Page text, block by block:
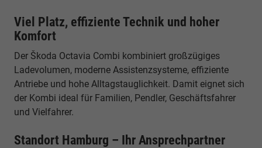
Viel Platz, effiziente Technik und hoher
Komfort
Der Škoda Octavia Combi kombiniert großzügiges
Ladevolumen, moderne Assistenzsysteme, effiziente
Antriebe und hohe Alltagstauglichkeit. Damit eignet sich
der Kombi ideal für Familien, Pendler, Geschäftsfahrer
und Vielfahrer.
Standort Hamburg – Ihr Ansprechpartner